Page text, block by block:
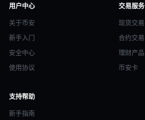
用户中心
关于币安
新手入门
安全中心
使用协议
交易服务
现货交易
合约交易
理财产品
币安卡
支持帮助
新手指南